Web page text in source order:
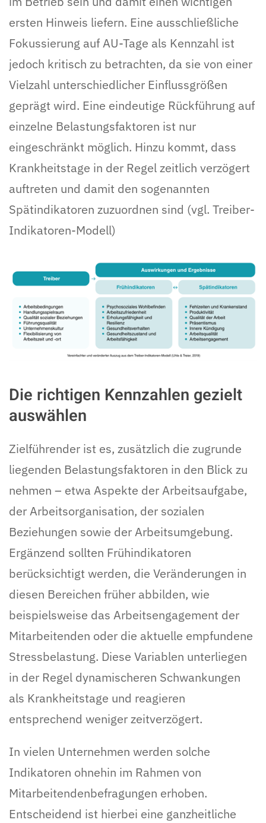
ersten Hinweis liefern. Eine ausschließliche
Fokussierung auf AU-Tage als Kennzahl ist
jedoch kritisch zu betrachten, da sie von einer
Vielzahl unterschiedlicher Einflussgrößen
geprägt wird. Eine eindeutige Rückführung auf
einzelne Belastungsfaktoren ist nur
eingeschränkt möglich. Hinzu kommt, dass
Krankheitstage in der Regel zeitlich verzögert
auftreten und damit den sogenannten
Spätindikatoren zuzuordnen sind (vgl. Treiber-
Indikatoren-Modell)
Die richtigen Kennzahlen gezielt
auswählen
Zielführender ist es, zusätzlich die zugrunde
liegenden Belastungsfaktoren in den Blick zu
nehmen – etwa Aspekte der Arbeitsaufgabe,
der Arbeitsorganisation, der sozialen
Beziehungen sowie der Arbeitsumgebung.
Ergänzend sollten Frühindikatoren
berücksichtigt werden, die Veränderungen in
diesen Bereichen früher abbilden, wie
beispielsweise das Arbeitsengagement der
Mitarbeitenden oder die aktuelle empfundene
Stressbelastung. Diese Variablen unterliegen
in der Regel dynamischeren Schwankungen
als Krankheitstage und reagieren
entsprechend weniger zeitverzögert.
In vielen Unternehmen werden solche
Indikatoren ohnehin im Rahmen von
Mitarbeitendenbefragungen erhoben.
Entscheidend ist hierbei eine ganzheitliche